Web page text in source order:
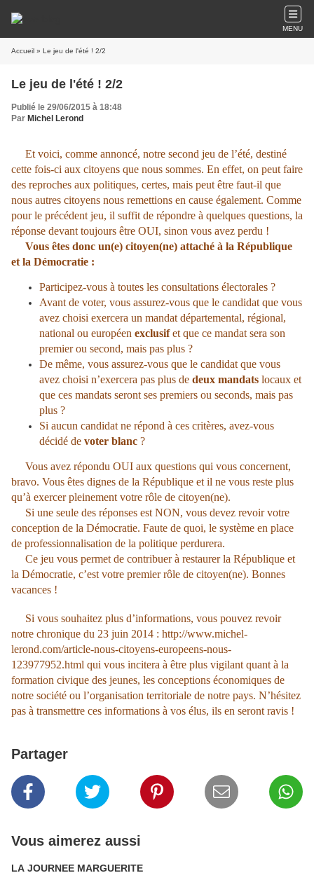
MENU
Accueil » Le jeu de l'été ! 2/2
Le jeu de l'été ! 2/2
Publié le 29/06/2015 à 18:48
Par Michel Lerond
Et voici, comme annoncé, notre second jeu de l’été, destiné
cette fois-ci aux citoyens que nous sommes. En effet, on peut faire
des reproches aux politiques, certes, mais peut être faut-il que
nous autres citoyens nous remettions en cause également. Comme
pour le précédent jeu, il suffit de répondre à quelques questions, la
réponse devant toujours être OUI, sinon vous avez perdu !
Vous êtes donc un(e) citoyen(ne) attaché à la République
et la Démocratie :
Participez-vous à toutes les consultations électorales ?
Avant de voter, vous assurez-vous que le candidat que vous
avez choisi exercera un mandat départemental, régional,
national ou européen exclusifet que ce mandat sera son
premier ou second, mais pas plus ?
De même, vous assurez-vous que le candidat que vous
avez choisi n’exercera pas plus de deux mandats locaux et
que ces mandats seront ses premiers ou seconds, mais pas
plus ?
Si aucun candidat ne répond à ces critères, avez-vous
décidé de voter blanc ?
Vous avez répondu OUI aux questions qui vous concernent,
bravo. Vous êtes dignes de la République et il ne vous reste plus
qu’à exercer pleinement votre rôle de citoyen(ne).
Si une seule des réponses est NON, vous devez revoir votre
conception de la Démocratie. Faute de quoi, le système en place
de professionnalisation de la politique perdurera.
Ce jeu vous permet de contribuer à restaurer la République et
la Démocratie, c’est votre premier rôle de citoyen(ne). Bonnes
vacances !
Si vous souhaitez plus d’informations, vous pouvez revoir
notre chronique du 23 juin 2014 : http://www.michel-
lerond.com/article-nous-citoyens-europeens-nous-
123977952.html qui vous incitera à être plus vigilant quant à la
formation civique des jeunes, les conceptions économiques de
notre société ou l’organisation territoriale de notre pays. N’hésitez
pas à transmettre ces informations à vos élus, ils en seront ravis !
Partager
Vous aimerez aussi
LA JOURNEE MARGUERITE